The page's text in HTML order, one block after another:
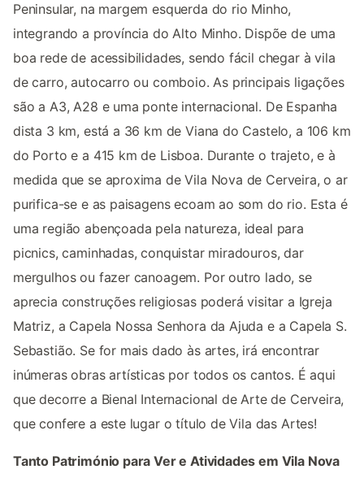
Peninsular, na margem esquerda do rio Minho,
integrando a província do Alto Minho. Dispõe de uma
boa rede de acessibilidades, sendo fácil chegar à vila
de carro, autocarro ou comboio. As principais ligações
são a A3, A28 e uma ponte internacional. De Espanha
dista 3 km, está a 36 km de Viana do Castelo, a 106 km
do Porto e a 415 km de Lisboa. Durante o trajeto, e à
medida que se aproxima de Vila Nova de Cerveira, o ar
purifica-se e as paisagens ecoam ao som do rio. Esta é
uma região abençoada pela natureza, ideal para
picnics, caminhadas, conquistar miradouros, dar
mergulhos ou fazer canoagem. Por outro lado, se
aprecia construções religiosas poderá visitar a Igreja
Matriz, a Capela Nossa Senhora da Ajuda e a Capela S.
Sebastião. Se for mais dado às artes, irá encontrar
inúmeras obras artísticas por todos os cantos. É aqui
que decorre a Bienal Internacional de Arte de Cerveira,
que confere a este lugar o título de Vila das Artes!
Tanto Património para Ver e Atividades em Vila Nova